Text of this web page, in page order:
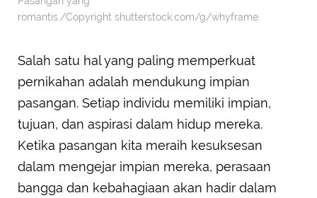
romantis./Copyright shutterstock.com/g/whyframe
Salah satu hal yang paling memperkuat
pernikahan adalah mendukung impian
pasangan. Setiap individu memiliki impian,
tujuan, dan aspirasi dalam hidup mereka.
Ketika pasangan kita meraih kesuksesan
dalam mengejar impian mereka, perasaan
bangga dan kebahagiaan akan hadir dalam